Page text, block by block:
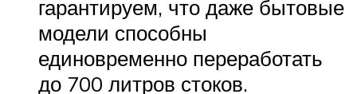
гарантируем, что даже бытовые
модели способны
единовременно переработать
до 700 литров стоков.